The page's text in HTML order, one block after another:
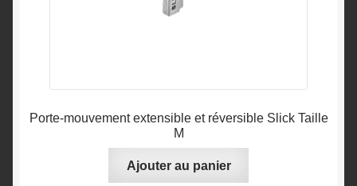
Porte-mouvement extensible et réversible Slick Taille
M
Ajouter au panier